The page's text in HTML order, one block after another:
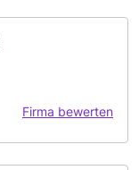
Firma bewerten